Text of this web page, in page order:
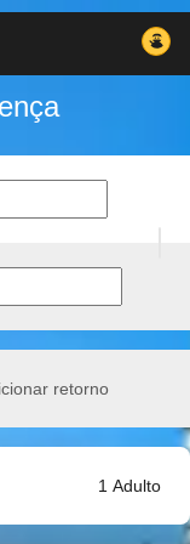
retorno
1 Adulto